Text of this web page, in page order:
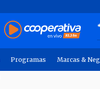
Programas Marcas &